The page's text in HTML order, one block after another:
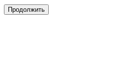
Продолжить